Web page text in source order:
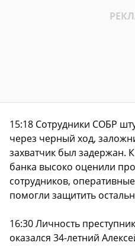
15:18 Сотрудники СОБР
через черный ход,
захватчик был задержан.
банка высоко оценили
сотрудников,
помогли защитить
16:30 Личность
оказался 34-летний